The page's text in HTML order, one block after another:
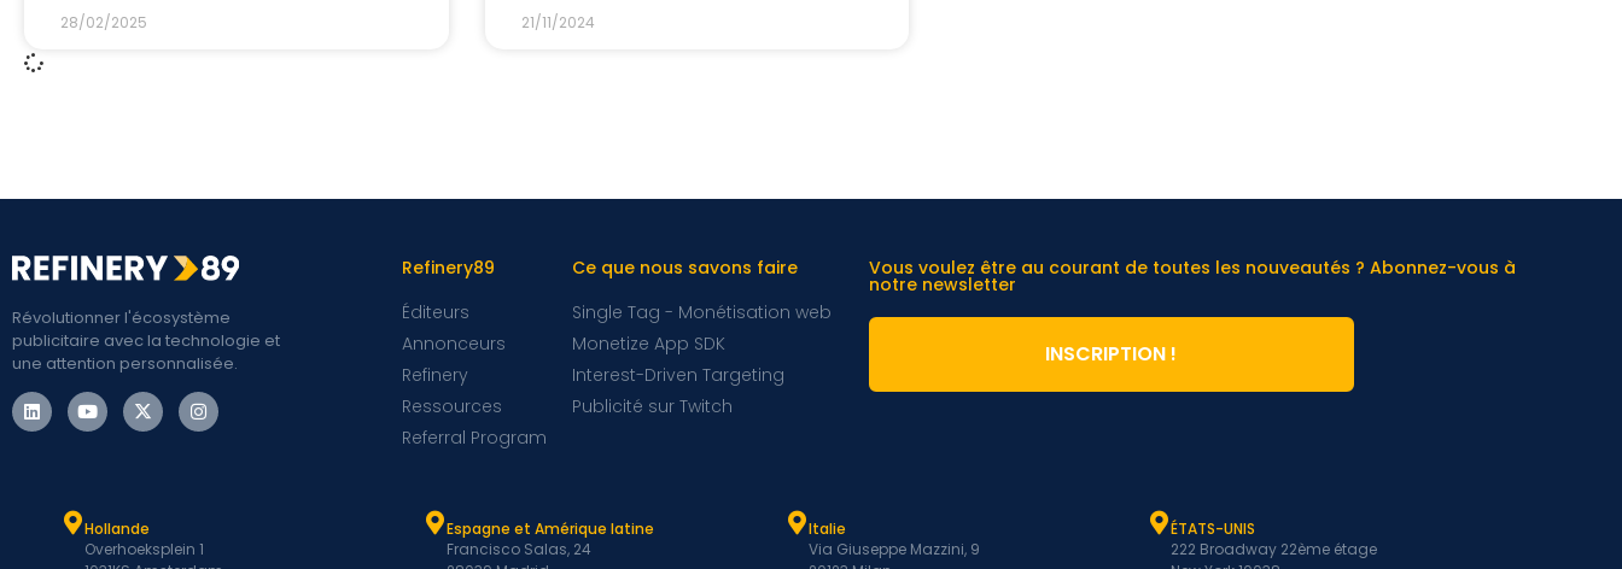
28/02/2025 21/11/2024
Révolutionner l'écosystème
publicitaire avec la technologie et
une attention personnalisée.
Refinery89
Éditeurs
Annonceurs
Refinery
Ressources
Referral Program
Ce que nous savons faire
Single Tag - Monétisation web
Monetize App SDK
Interest-Driven Targeting
Publicité sur Twitch
Vous voulez être au courant de toutes les nouveautés ? Abonnez-vous à
notre newsletter
INSCRIPTION !
Hollande
Overhoeksplein 1
Espagne et Amérique latine
Francisco Salas, 24
Italie
Via Giuseppe Mazzini, 9
ÉTATS-UNIS
222 Broadway 22ème étage